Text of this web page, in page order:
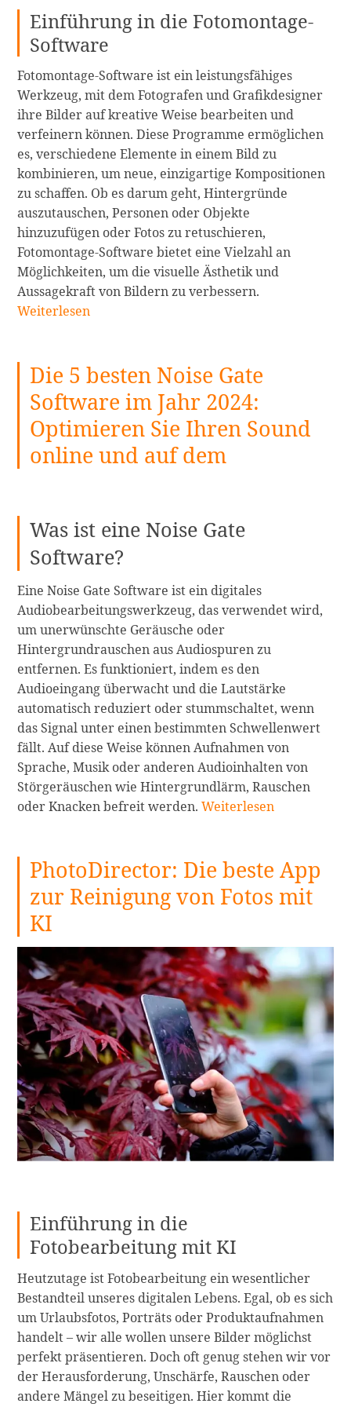
Einführung in die Fotomontage-
Software
Fotomontage-Software ist ein leistungsfähiges
Werkzeug, mit dem Fotografen und Grafikdesigner
ihre Bilder auf kreative Weise bearbeiten und
verfeinern können. Diese Programme ermöglichen
es, verschiedene Elemente in einem Bild zu
kombinieren, um neue, einzigartige Kompositionen
zu schaffen. Ob es darum geht, Hintergründe
auszutauschen, Personen oder Objekte
hinzuzufügen oder Fotos zu retuschieren,
Fotomontage-Software bietet eine Vielzahl an
Möglichkeiten, um die visuelle Ästhetik und
Aussagekraft von Bildern zu verbessern.
Fotomontage-
Software
Windows
Weiterlesen
Die 5 besten Noise Gate
Software im Jahr 2024:
Optimieren Sie Ihren Sound
online und auf dem
Was ist eine Noise Gate
Software?
Eine Noise Gate Software ist ein digitales
Audiobearbeitungswerkzeug, das verwendet wird,
um unerwünschte Geräusche oder
Hintergrundrauschen aus Audiospuren zu
entfernen. Es funktioniert, indem es den
Audioeingang überwacht und die Lautstärke
automatisch reduziert oder stummschaltet, wenn
das Signal unter einen bestimmten Schwellenwert
fällt. Auf diese Weise können Aufnahmen von
Sprache, Musik oder anderen Audioinhalten von
Störgeräuschen wie Hintergrundlärm, Rauschen
oder Knacken befreit werden.Die
Noise
Software
Jahr
2024:
Optimieren
Sie
Ihren
Sound
online
und
auf
dem
weiterlesen
Weiterlesen
PhotoDirector: Die beste App
zur Reinigung von Fotos mit
KI
Einführung in die
Fotobearbeitung mit KI
Heutzutage ist Fotobearbeitung ein wesentlicher
Bestandteil unseres digitalen Lebens. Egal, ob es sich
um Urlaubsfotos, Porträts oder Produktaufnahmen
handelt – wir alle wollen unsere Bilder möglichst
perfekt präsentieren. Doch oft genug stehen wir vor
der Herausforderung, Unschärfe, Rauschen oder
andere Mängel zu beseitigen. Hier kommt die